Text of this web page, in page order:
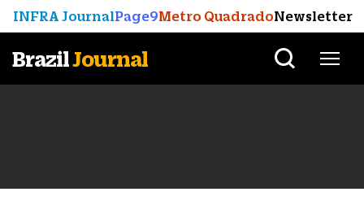
INFRA JournalPage9Metro QuadradoNewsletter
BrazilJournal